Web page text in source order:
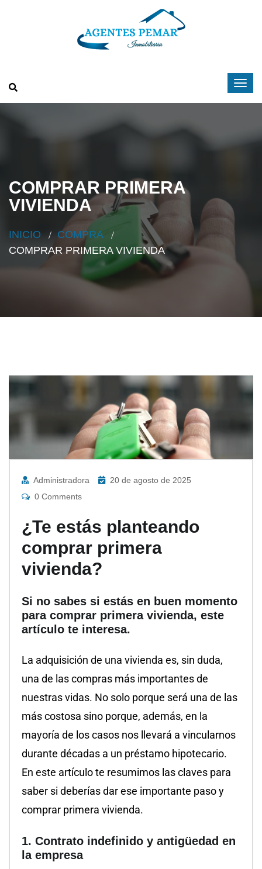
COMPRAR PRIMERA
VIVIENDA
INICIO
COMPRA
COMPRAR PRIMERA VIVIENDA
Administradora
20 de agosto de 2025
0 Comments
¿Te estás planteando
comprar primera
vivienda?
Si no sabes si estás en buen momento
para comprar primera vivienda, este
artículo te interesa.
La adquisición de una vivienda es, sin duda,
una de las compras más importantes de
nuestras vidas. No solo porque será una de las
más costosa sino porque, además, en la
mayoría de los casos nos llevará a vincularnos
durante décadas a un préstamo hipotecario.
En este artículo te resumimos las claves para
saber si deberías dar ese importante paso y
comprar primera vivienda.
1. Contrato indefinido y antigüedad en
la empresa